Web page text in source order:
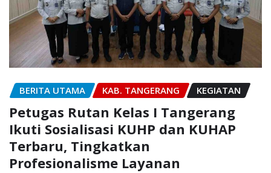
BERITA UTAMA KAB. TANGERANG KEGIATAN
Petugas Rutan Kelas I Tangerang
Ikuti Sosialisasi KUHP dan KUHAP
Terbaru, Tingkatkan
Profesionalisme Layanan